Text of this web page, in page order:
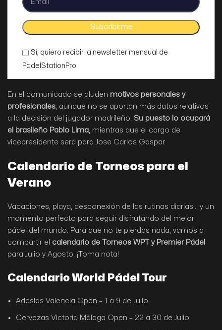
Sí, quiero recibir la newsletter mensual de
PadelStationPro
En el comunicado se aluden motivos personales y
profesionales, aunque no se aportan más datos relativos
a la decisión del jugador madrileño. Su puesto lo ocupará
el brasileño Pablo Lima, mientras que el cargo de
vicepresidente será para Jose Carlos Gaspar.
Calendario de Torneos para el
Verano
Vacaciones, playa, desconexión de las rutinas diarias… y un
momento perfecto para seguir disfrutando del mejor
pádel del mundo. Para que no te pierdas nada, vamos a
compartir el calendario de Torneos WPT y Premier Pádel
para Julio y Agosto. ¡Toma nota!
Calendario World Pádel Tour
Adeslas Valencia Open – 1 a 9 de Julio
Cervezas Victoria Málaga Open – 22 a 30 de Julio